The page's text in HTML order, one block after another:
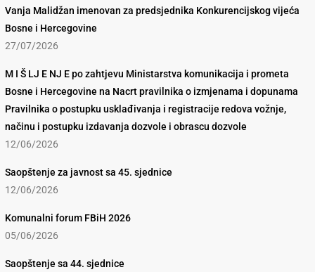
Vanja Malidžan imenovan za predsjednika Konkurencijskog vijeća
Bosne i Hercegovine
27/07/2026
M I Š LJ E NJ E po zahtjevu Ministarstva komunikacija i prometa
Bosne i Hercegovine na Nacrt pravilnika o izmjenama i dopunama
Pravilnika o postupku usklađivanja i registracije redova vožnje,
načinu i postupku izdavanja dozvole i obrascu dozvole
12/06/2026
Saopštenje za javnost sa 45. sjednice
12/06/2026
Komunalni forum FBiH 2026
05/06/2026
Saopštenje sa 44. sjednice